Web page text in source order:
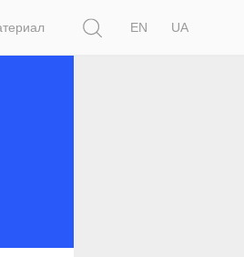
EN
UA